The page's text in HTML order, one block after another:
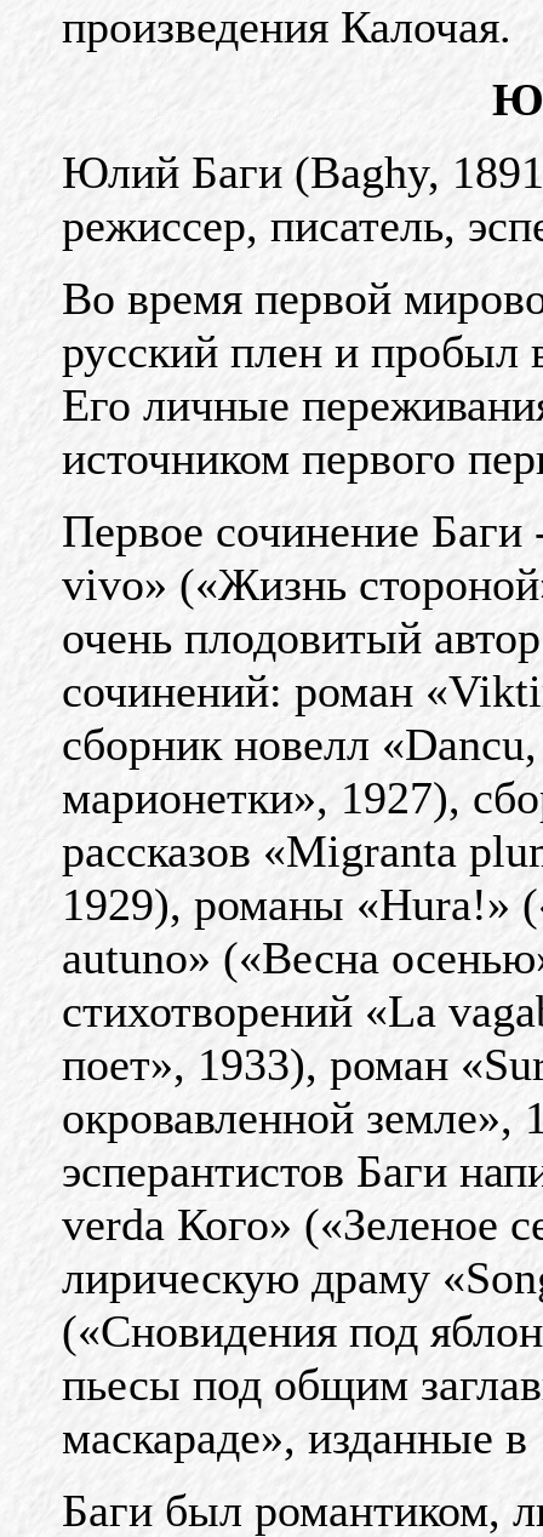
произведения Калочая.
Юлий Баги (Baghy,
режиссер, писатель,
Во время первой
русский плен и пробыл
Его личные
источником первого
Первое сочинение Баги
vivo» («Жизнь
очень плодовитый
сочинений: роман
сборник новелл
марионетки», 1927),
рассказов «Migranta
1929), романы «Hura!»
autuno» («Весна
стихотворений «La
поет», 1933), роман
окровавленной
эсперантистов Баги
verda Кого» («Зеленое
лирическую драму
(«Сновидения под
пьесы под общим
маскараде», изданные
Баги был романтиком,